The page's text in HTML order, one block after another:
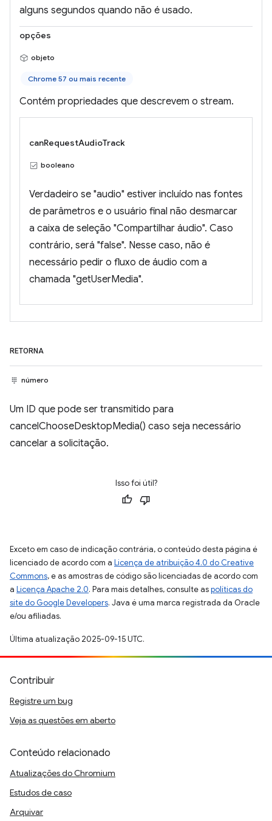
alguns segundos quando não é usado.
opções
objeto
Chrome 57 ou mais recente
Contém propriedades que descrevem o stream.
canRequestAudioTrack
booleano
Verdadeiro se "audio" estiver incluído nas fontes
de parâmetros e o usuário final não desmarcar
a caixa de seleção "Compartilhar áudio". Caso
contrário, será "false". Nesse caso, não é
necessário pedir o fluxo de áudio com a
chamada "getUserMedia".
RETORNA
número
Um ID que pode ser transmitido para
cancelChooseDesktopMedia() caso seja necessário
cancelar a solicitação.
Isso foi útil?
Exceto em caso de indicação contrária, o conteúdo desta página é
licenciado de acordo com a Licença de atribuição 4.0 do Creative
Commons, e as amostras de código são licenciadas de acordo com
a Licença Apache 2.0. Para mais detalhes, consulte aspolíticas do
site do Google Developers. Java é uma marca registrada da Oracle
e/ou afiliadas.
Última atualização 2025-09-15 UTC.
Contribuir
Registre um bug
Veja as questões em aberto
Conteúdo relacionado
Atualizações do Chromium
Estudos de caso
Arquivar